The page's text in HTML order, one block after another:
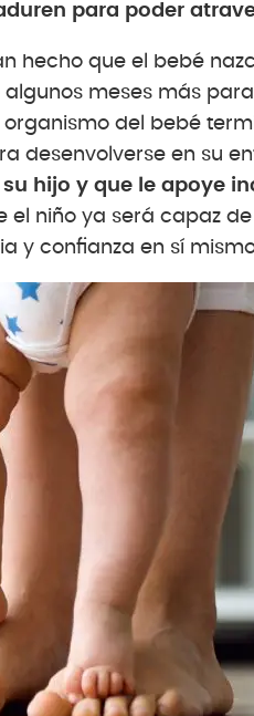
para poder
hecho que el bebé
meses más
del bebé
desenvolverse en su
hijo y que le apoye
el niño ya será capaz
y confianza en sí